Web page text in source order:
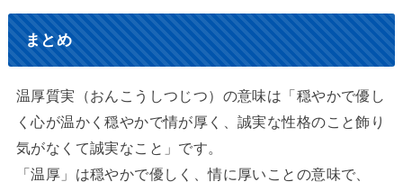
まとめ
温厚質実（おんこうしつじつ）の意味は「穏やかで優し
く心が温かく穏やかで情が厚く、誠実な性格のこと飾り
気がなくて誠実なこと」です。
「温厚」は穏やかで優しく、情に厚いことの意味で、